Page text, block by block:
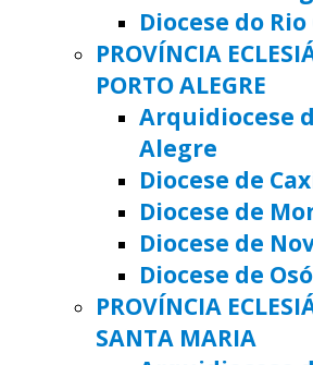
Diocese do
PROVÍNCIA
PORTO ALEGRE
Arquidiocese
Alegre
Diocese de
Diocese de
Diocese de
Diocese de
PROVÍNCIA
SANTA MARIA